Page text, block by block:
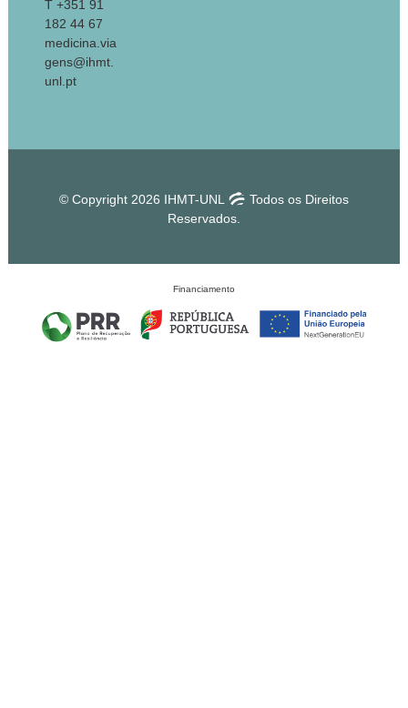
T +351 91
182 44 67
medicina.via
gens@ihmt.
unl.pt
© Copyright 2026 IHMT-UNL
Todos os Direitos
Reservados.
Financiamento